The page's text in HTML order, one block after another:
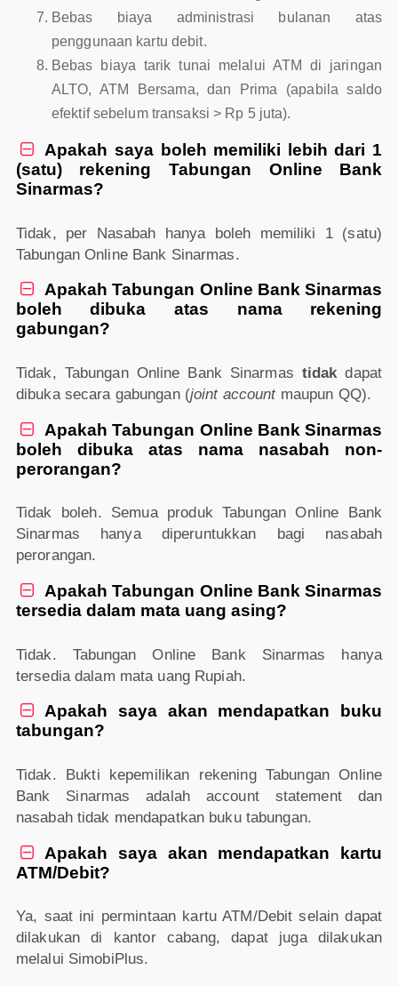
Bebas biaya administrasi bulanan atas
penggunaan kartu debit.
Bebas biaya tarik tunai melalui ATM di jaringan
ALTO, ATM Bersama, dan Prima (apabila saldo
efektif sebelum transaksi > Rp 5 juta).

Apakah saya boleh memiliki lebih dari 1
(satu) rekening Tabungan Online Bank
Sinarmas?
Tidak, per Nasabah hanya boleh memiliki 1 (satu)
Tabungan Online Bank Sinarmas.

Apakah Tabungan Online Bank Sinarmas
boleh dibuka atas nama rekening
gabungan?
Tidak, Tabungan Online Bank Sinarmas tidakdapat
dibuka secara gabungan (joint accountmaupun QQ).

Apakah Tabungan Online Bank Sinarmas
boleh dibuka atas nama nasabah non-
perorangan?
Tidak boleh. Semua produk Tabungan Online Bank
Sinarmas hanya diperuntukkan bagi nasabah
perorangan.

Apakah Tabungan Online Bank Sinarmas
tersedia dalam mata uang asing?
Tidak. Tabungan Online Bank Sinarmas hanya
tersedia dalam mata uang Rupiah.

Apakah saya akan mendapatkan buku
tabungan?
Tidak. Bukti kepemilikan rekening Tabungan Online
Bank Sinarmas adalah account statement dan
nasabah tidak mendapatkan buku tabungan.

Apakah saya akan mendapatkan kartu
ATM/Debit?
Ya, saat ini permintaan kartu ATM/Debit selain dapat
dilakukan di kantor cabang, dapat juga dilakukan
melalui SimobiPlus.